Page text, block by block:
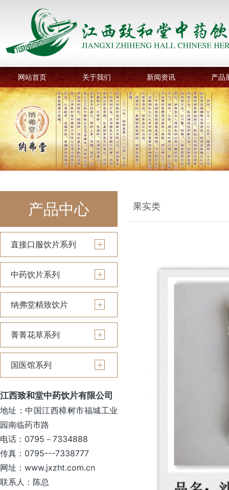
网站首页 关于我们 新闻资讯 产品
产品中心
直接口服饮片系列
中药饮片系列
纳弗堂精致饮片
菁菁花草系列
国医馆系列
江西致和堂中药饮片有限公司
地址：中国江西樟树市福城工业
园南临药市路
电话：0795－7334888
传真：0795---7338777
网址：www.jxzht.com.cn
联系人：陈总
果实类